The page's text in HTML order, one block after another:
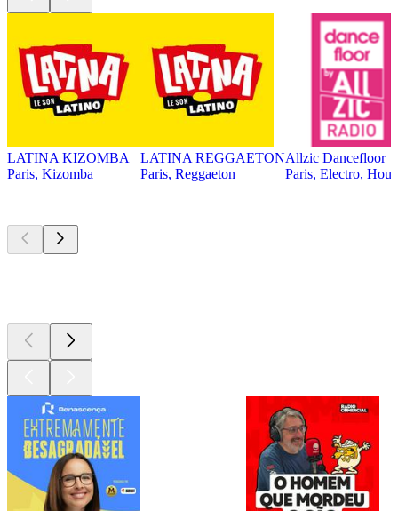
LATINA KIZOMBA
Paris, Kizomba
LATINA REGGAETON
Paris, Reggaeton
Allzic Dancefloor
Paris, Electro,